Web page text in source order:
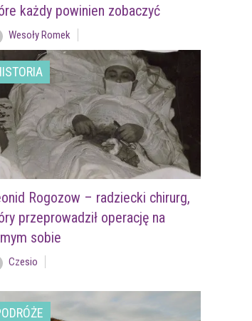
każdy powinien zobaczyć
Wesoły Romek
Rogozow – radziecki chirurg,
przeprowadził operację na
sobie
Czesio